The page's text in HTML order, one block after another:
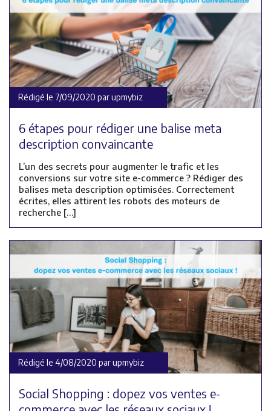
Rédigé le 7/09/2020 par upmybiz
6 étapes pour rédiger une balise meta
description convaincante
L’un des secrets pour augmenter le trafic et les
conversions sur votre site e-commerce ? Rédiger des
balises meta description optimisées. Correctement
écrites, elles attirent les robots des moteurs de
recherche […]
Rédigé le 4/08/2020 par upmybiz
Social Shopping : dopez vos ventes e-